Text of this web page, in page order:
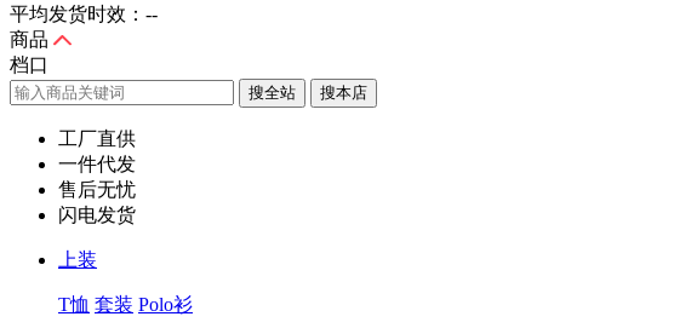
平均发货时效： --
商品
档口
搜全站
工厂直供
一件代发
售后无忧
闪电发货
上装
T恤 套装 Polo衫